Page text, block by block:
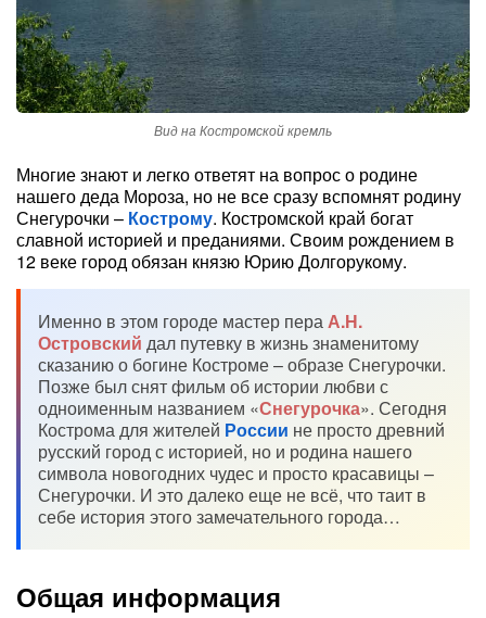
Вид на Костромской кремль
Многие знают и легко ответят на вопрос о родине
нашего деда Мороза, но не все сразу вспомнят родину
Снегурочки – Кострому. Костромской край богат
славной историей и преданиями. Своим рождением в
12 веке город обязан князю Юрию Долгорукому.
Именно в этом городе мастер пераА.Н.
Островский дал путевку в жизнь знаменитому
сказанию о богине Костроме – образе Снегурочки.
Позже был снят фильм об истории любви с
одноименным названием «Снегурочка». Сегодня
Кострома для жителей России не просто древний
русский город с историей, но и родина нашего
символа новогодних чудес и просто красавицы –
Снегурочки. И это далеко еще не всё, что таит в
себе история этого замечательного города…
Общая информация